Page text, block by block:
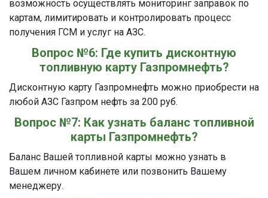
возможность осуществлять мониторинг заправок по
картам, лимитировать и контролировать процесс
получения ГСМ и услуг на АЗС.
Вопрос №6: Где купить дисконтную
топливную карту Газпромнефть?
Дисконтную карту Газпромнефть можно приобрести на
любой АЗС Газпром нефть за 200 руб.
Вопрос №7: Как узнать баланс топливной
карты Газпромнефть?
Баланс Вашей топливной карты можно узнать в
Вашем личном кабинете или позвонить Вашему
менеджеру.